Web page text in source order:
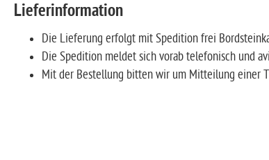
Lieferinformation
Die Lieferung erfolgt mit Spedition frei
Die Spedition meldet sich vorab telefonisch
Mit der Bestellung bitten wir um Mitteilung einer